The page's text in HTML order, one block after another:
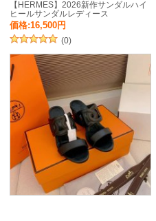
【HERMES】2026新作サンダルハイ
ヒールサンダルレディース
価格:16,500円
(0)